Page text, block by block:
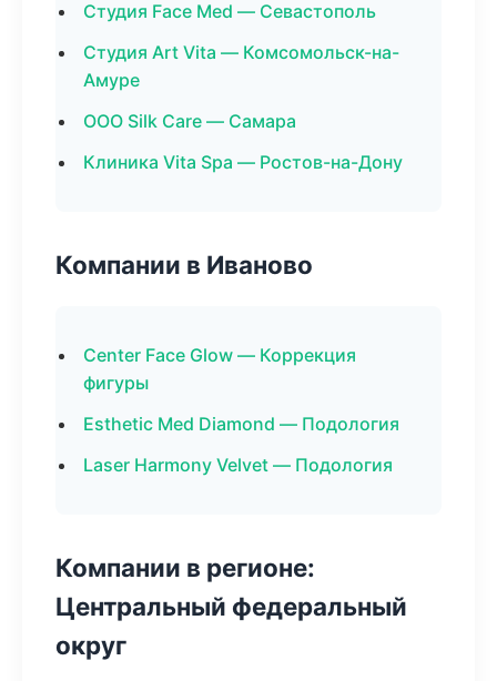
Студия Face Med — Севастополь
Студия Art Vita — Комсомольск-на-
Амуре
ООО Silk Care — Самара
Клиника Vita Spa — Ростов-на-Дону
Компании в Иваново
Center Face Glow — Коррекция
фигуры
Esthetic Med Diamond — Подология
Laser Harmony Velvet — Подология
Компании в регионе:
Центральный федеральный
округ